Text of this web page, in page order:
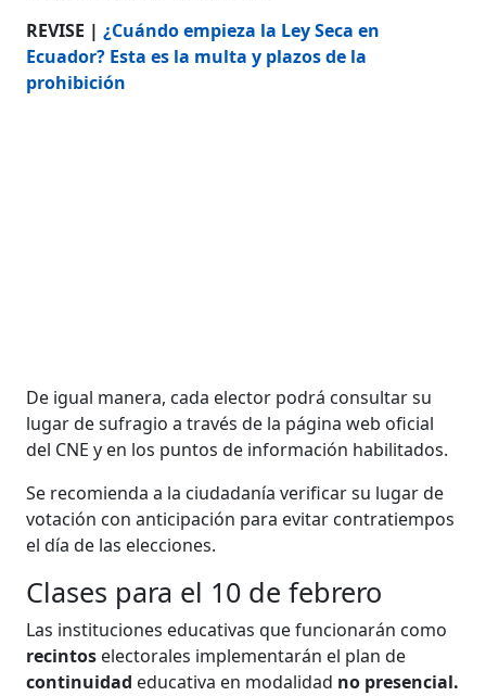
REVISE |¿Cuándo empieza la Ley Seca en
Ecuador? Esta es la multa y plazos de la
prohibición
De igual manera, cada elector podrá consultar su
lugar de sufragio a través de la página web oficial
del CNE y en los puntos de información habilitados.
Se recomienda a la ciudadanía verificar su lugar de
votación con anticipación para evitar contratiempos
el día de las elecciones.
Clases para el 10 de febrero
Las instituciones educativas que funcionarán como
recintos electorales implementarán el plan de
continuidad educativa en modalidad no presencial.